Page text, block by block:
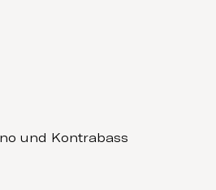
und Kontrabass